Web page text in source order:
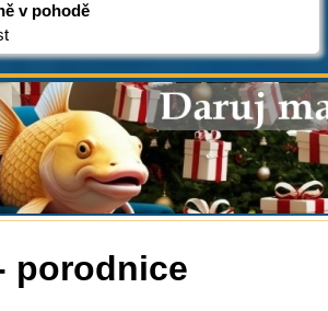
v pohodě
porodnice